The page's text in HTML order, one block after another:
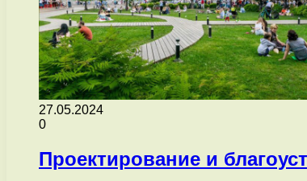
27.05.2024
0
Проектирование и